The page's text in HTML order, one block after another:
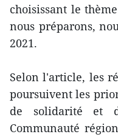
choisissant le
nous préparons,
2021.
Selon l'article, les
poursuivent les
de solidarité et
Communauté